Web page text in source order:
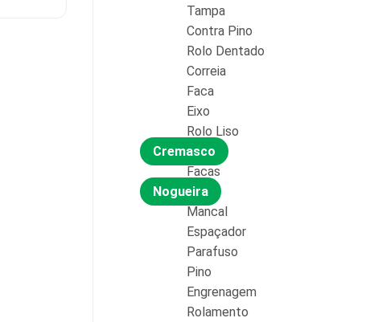
Tampa
Contra Pino
Rolo Dentado
Correia
Faca
Eixo
Rolo Liso
Cremasco
Facas
Nogueira
Mancal
Espaçador
Parafuso
Pino
Engrenagem
Rolamento